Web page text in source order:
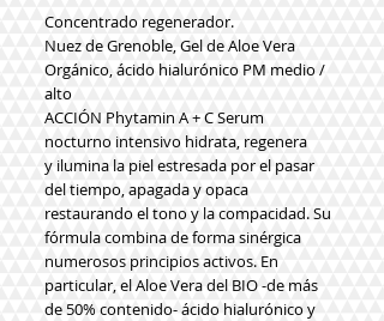
Concentrado regenerador.
Nuez de Grenoble, Gel de Aloe Vera
Orgánico, ácido hialurónico PM medio /
alto
ACCIÓN Phytamin A+C Serum
nocturno intensivo hidrata, regenera
y ilumina la piel estresada por el pasar
del tiempo, apagada y opaca
restaurando el tono y la compacidad. Su
fórmula combina de forma sinérgica
numerosos principios activos. En
particular, el Aloe Vera del BIO -de más
de 50% contenido- ácido hialurónico y